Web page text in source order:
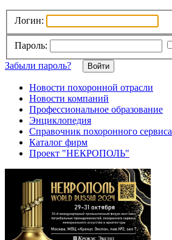
Логин:
Пароль:
Забыли пароль?
Новости похоронной отрасли
Новости компаний
Профессиональное образование
Энциклопедия
Справочник похоронного сервиса
Каталог фирм
Проект "НЕКРОПОЛЬ"